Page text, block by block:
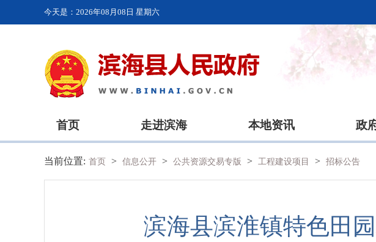
今天是： 2026年08月08日 星期六
首页 走进滨海 本地资讯 政
当前位置: 首页 > 信息公开 > 公共资源交易专版 > 工程建设项目 > 招标公告
滨海县滨淮镇特色田